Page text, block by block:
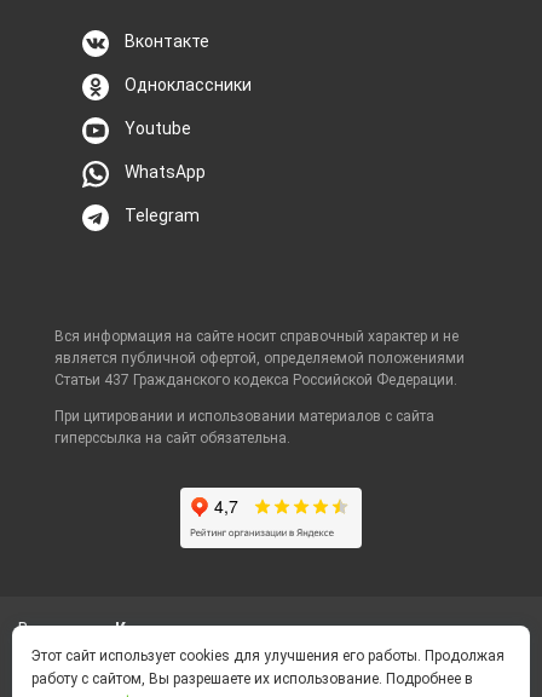
Вконтакте
Одноклассники
Youtube
WhatsApp
Telegram
Вся информация на сайте носит справочный характер и не
является публичной офертой, определяемой положениями
Статьи 437 Гражданского кодекса Российской Федерации.
При цитировании и использовании материалов с сайта
гиперссылка на сайт обязательна.
Ваш город Корсаков
Политика конфиденциальности
Этот сайт использует cookies для улучшения его работы. Продолжая
работу с сайтом, Вы разрешаете их использование. Подробнее в